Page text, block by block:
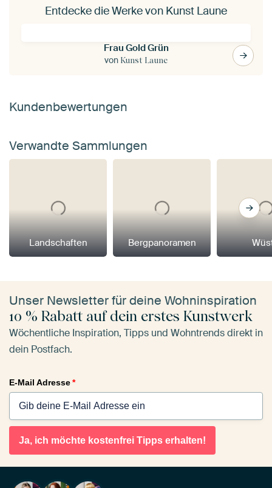
Entdecke die Werke von Kunst Laune
Frau Gold Grün
von Kunst Laune
Kundenbewertungen
Verwandte Sammlungen
Landschaften Bergpanoramen
Unser Newsletter für deine Wohninspiration
10 % Rabatt auf dein erstes Kunstwerk
Wöchentliche Inspiration, Tipps und Wohntrends direkt in
dein Postfach.
E-Mail Adresse*
Ja, ich möchte kostenfrei Tipps erhalten!